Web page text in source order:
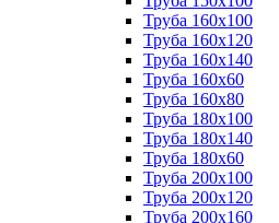
Труба 160x100
Труба 160x120
Труба 160x140
Труба 160x60
Труба 160x80
Труба 180x100
Труба 180x140
Труба 180x60
Труба 200x100
Труба 200x120
Труба 200x160